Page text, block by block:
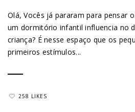
Olá, Vocês já pararam para pensar
um dormitório infantil influencia no
criança? É nesse espaço que os
primeiros estímulos...
258 LIKES